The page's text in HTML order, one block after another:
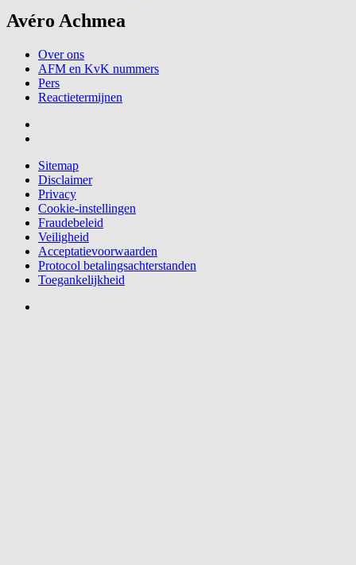
Avéro Achmea
Over ons
AFM en KvK nummers
Pers
Reactietermijnen
Sitemap
Disclaimer
Privacy
Cookie-instellingen
Fraudebeleid
Veiligheid
Acceptatievoorwaarden
Protocol betalingsachterstanden
Toegankelijkheid